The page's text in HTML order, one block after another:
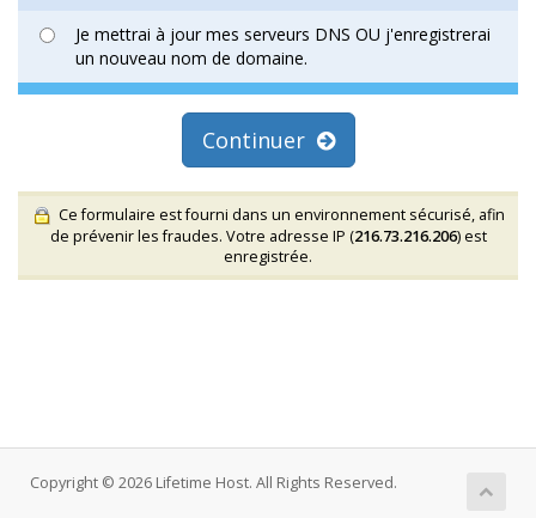
Je mettrai à jour mes serveurs DNS OU j'enregistrerai
un nouveau nom de domaine.
Continuer
Ce formulaire est fourni dans un environnement sécurisé, afin
de prévenir les fraudes. Votre adresse IP (216.73.216.206) est
enregistrée.
Copyright © 2026 Lifetime Host. All Rights Reserved.